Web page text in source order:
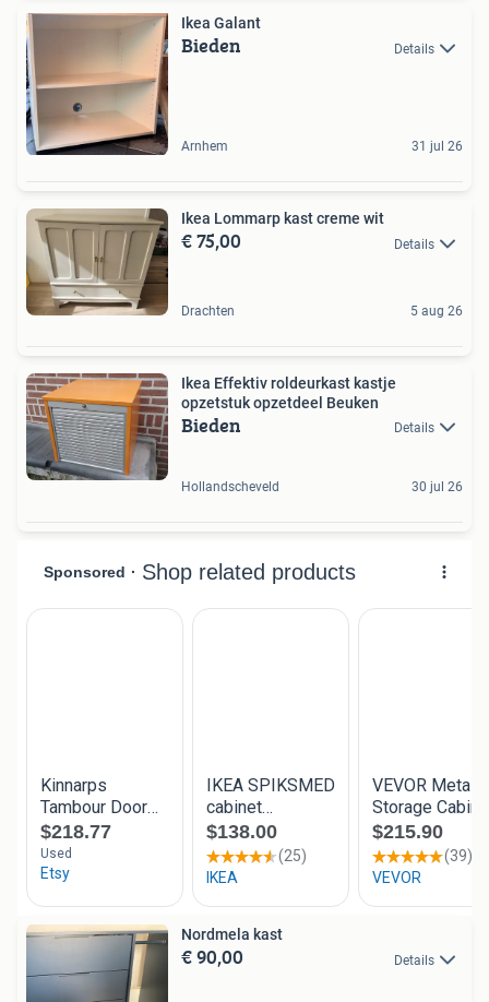
Ikea Galant
Bieden Details
Arnhem 31 jul 26
Ikea Lommarp kast creme wit
€ 75,00 Details
Drachten 5 aug 26
Ikea Effektiv roldeurkast kastje
opzetstuk opzetdeel Beuken
Bieden Details
Hollandscheveld 30 jul 26
Nordmela kast
€ 90,00 Details